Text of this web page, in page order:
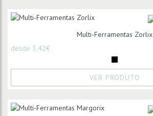
Multi-Ferramentas Zorlix
desde 3,42€
VER PRODUTO